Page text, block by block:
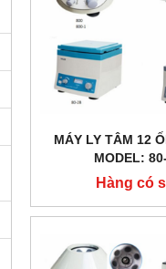
MÁY LY TÂM 12
MODEL:
Hàng có